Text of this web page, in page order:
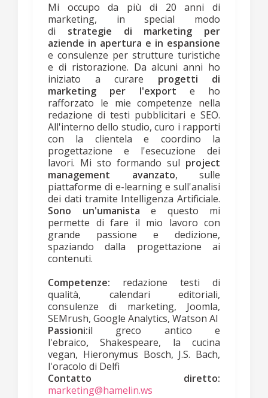
Mi occupo da più di 20 anni di
marketing, in special modo
di strategie di marketing per
aziende in apertura e in espansione
e consulenze per strutture turistiche
e di ristorazione. Da alcuni anni ho
iniziato a curare progetti di
marketing per l'export e ho
rafforzato le mie competenze nella
redazione di testi pubblicitari e SEO.
All'interno dello studio, curo i rapporti
con la clientela e coordino la
progettazione e l'esecuzione dei
lavori. Mi sto formando sul project
management avanzato, sulle
piattaforme di e-learning e sull'analisi
dei dati tramite Intelligenza Artificiale.
Sono un'umanista e questo mi
permette di fare il mio lavoro con
grande passione e dedizione,
spaziando dalla progettazione ai
contenuti.
Competenze: redazione testi di
qualità, calendari editoriali,
consulenze di marketing, Joomla,
SEMrush, Google Analytics, Watson AI
Passioni:il greco antico e
l'ebraico,Shakespeare, la cucina
vegan, Hieronymus Bosch, J.S. Bach,
l'oracolo di Delfi
Contatto diretto:
marketing@hamelin.ws